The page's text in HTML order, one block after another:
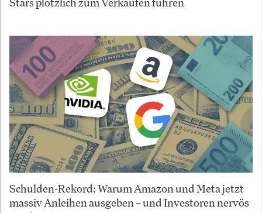
Schulden-Rekord: Warum Amazon und Meta jetzt
massiv Anleihen ausgeben – und Investoren nervös